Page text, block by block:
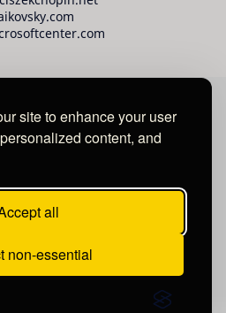
site to enhance your user
content, and
all
non-essential
LLC